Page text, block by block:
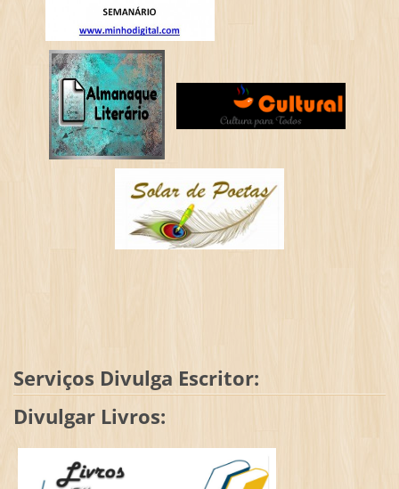
Serviços Divulga Escritor:
Divulgar Livros: